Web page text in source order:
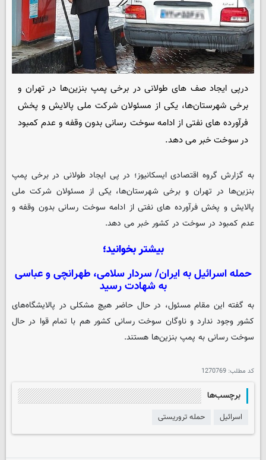
درپی ایجاد صف های طولانی در برخی پمپ بنزین‌ها در تهران و
برخی شهرستان‌ها، یکی از مسئولان شرکت ملی پالایش و پخش
فرآورده های نفتی از ادامه سوخت رسانی بدون وقفه و عدم کمبود
در سوخت خبر می دهد.
به گزارش گروه اقتصادیایسکانیوز؛ در پی ایجاد طولانی در برخی پمپ
بنزین‌ها در تهران و برخی شهرستان‌ها، یکی از مسئولان شرکت ملی
پالایش و پخش فرآورده های نفتی از ادامه سوخت رسانی بدون وقفه و
عدم کمبود در سوخت در کشور خبر می دهد.
بیشتر بخوانید؛
حمله اسرائیل به ایران/ سردار سلامی، طهرانچی و عباسی
به شهادت رسید
به گفته این مقام مسئول، در حال حاضر هیچ مشکلی در پالایشگاه‌های
کشور وجود ندارد و ناوگان سوخت رسانی کشور هم با تمام قوا در حال
سوخت رسانی به پمپ بنزین‌ها هستند.
کد مطلب: 1270769
برچسب‌ها
اسرائیل حمله تروریستی